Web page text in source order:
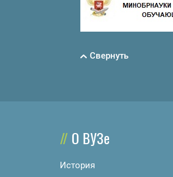
Свернуть
О ВУЗе
История